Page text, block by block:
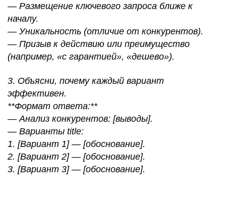
— Размещение ключевого запроса ближе к
началу.
— Уникальность (отличие от конкурентов).
— Призыв к действию или преимущество
(например, «с гарантией», «дешево»).
3. Объясни, почему каждый вариант
эффективен.
**Формат ответа:**
— Анализ конкурентов: [выводы].
— Варианты title:
1. [Вариант 1] — [обоснование].
2. [Вариант 2] — [обоснование].
3. [Вариант 3] — [обоснование].